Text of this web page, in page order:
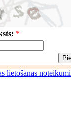
*
lietošanas noteikumi